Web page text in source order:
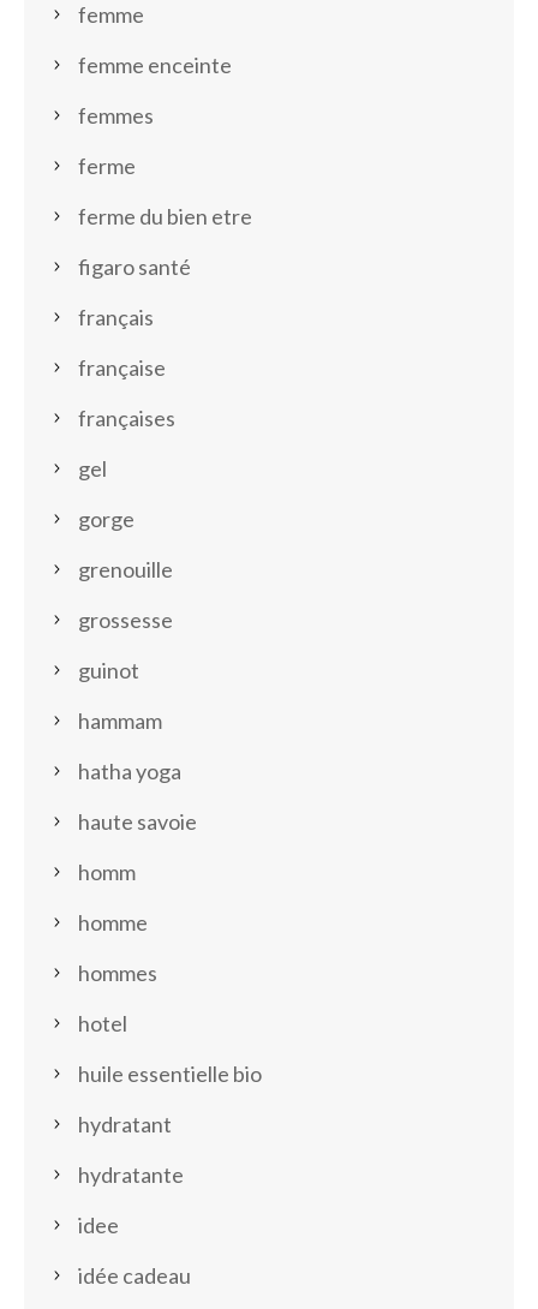
femme
femme enceinte
femmes
ferme
ferme du bien etre
figaro santé
français
française
françaises
gel
gorge
grenouille
grossesse
guinot
hammam
hatha yoga
haute savoie
homm
homme
hommes
hotel
huile essentielle bio
hydratant
hydratante
idee
idée cadeau